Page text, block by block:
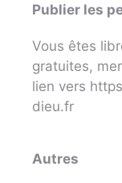
Publier les
Vous êtes
gratuites,
lien vers
dieu.fr
Autres